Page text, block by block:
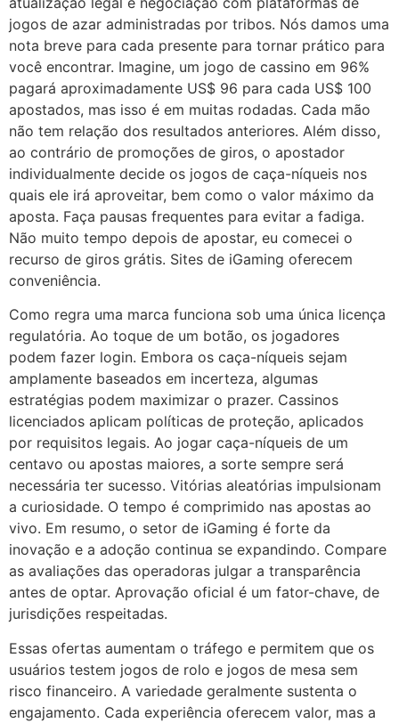
jogos de azar administradas por tribos. Nós damos uma
nota breve para cada presente para tornar prático para
você encontrar. Imagine, um jogo de cassino em 96%
pagará aproximadamente US$ 96 para cada US$ 100
apostados, mas isso é em muitas rodadas. Cada mão
não tem relação dos resultados anteriores. Além disso,
ao contrário de promoções de giros, o apostador
individualmente decide os jogos de caça-níqueis nos
quais ele irá aproveitar, bem como o valor máximo da
aposta. Faça pausas frequentes para evitar a fadiga.
Não muito tempo depois de apostar, eu comecei o
recurso de giros grátis. Sites de iGaming oferecem
conveniência.
Como regra uma marca funciona sob uma única licença
regulatória. Ao toque de um botão, os jogadores
podem fazer login. Embora os caça-níqueis sejam
amplamente baseados em incerteza, algumas
estratégias podem maximizar o prazer. Cassinos
licenciados aplicam políticas de proteção, aplicados
por requisitos legais. Ao jogar caça-níqueis de um
centavo ou apostas maiores, a sorte sempre será
necessária ter sucesso. Vitórias aleatórias impulsionam
a curiosidade. O tempo é comprimido nas apostas ao
vivo. Em resumo, o setor de iGaming é forte da
inovação e a adoção continua se expandindo. Compare
as avaliações das operadoras julgar a transparência
antes de optar. Aprovação oficial é um fator-chave, de
jurisdições respeitadas.
Essas ofertas aumentam o tráfego e permitem que os
usuários testem jogos de rolo e jogos de mesa sem
risco financeiro. A variedade geralmente sustenta o
engajamento. Cada experiência oferecem valor, mas a